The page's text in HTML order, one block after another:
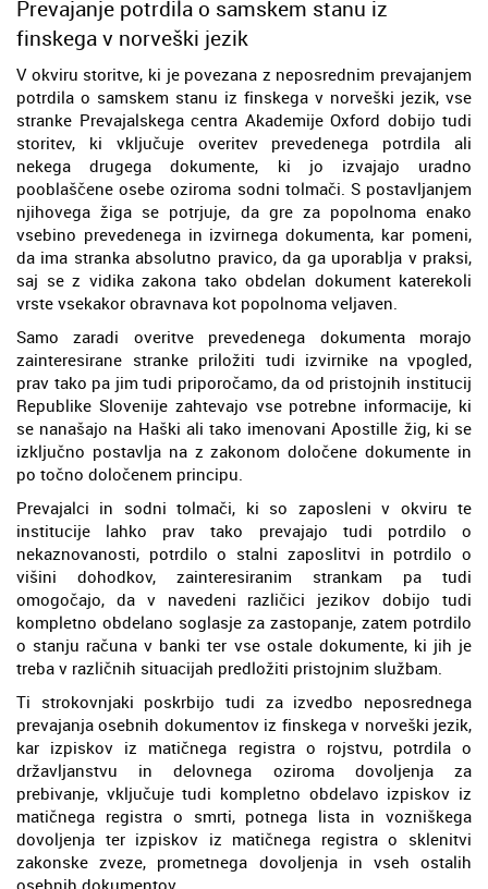
Prevajanje potrdila o samskem stanu iz
finskega v norveški jezik
V okviru storitve, ki je povezana z neposrednim prevajanjem
potrdila o samskem stanu iz finskega v norveški jezik, vse
stranke Prevajalskega centra Akademije Oxford dobijo tudi
storitev, ki vključuje overitev prevedenega potrdila ali
nekega drugega dokumente, ki jo izvajajo uradno
pooblaščene osebe oziroma sodni tolmači. S postavljanjem
njihovega žiga se potrjuje, da gre za popolnoma enako
vsebino prevedenega in izvirnega dokumenta, kar pomeni,
da ima stranka absolutno pravico, da ga uporablja v praksi,
saj se z vidika zakona tako obdelan dokument katerekoli
vrste vsekakor obravnava kot popolnoma veljaven.
Samo zaradi overitve prevedenega dokumenta morajo
zainteresirane stranke priložiti tudi izvirnike na vpogled,
prav tako pa jim tudi priporočamo, da od pristojnih institucij
Republike Slovenije zahtevajo vse potrebne informacije, ki
se nanašajo na Haški ali tako imenovani Apostille žig, ki se
izključno postavlja na z zakonom določene dokumente in
po točno določenem principu.
Prevajalci in sodni tolmači, ki so zaposleni v okviru te
institucije lahko prav tako prevajajo tudi potrdilo o
nekaznovanosti, potrdilo o stalni zaposlitvi in potrdilo o
višini dohodkov, zainteresiranim strankam pa tudi
omogočajo, da v navedeni različici jezikov dobijo tudi
kompletno obdelano soglasje za zastopanje, zatem potrdilo
o stanju računa v banki ter vse ostale dokumente, ki jih je
treba v različnih situacijah predložiti pristojnim službam.
Ti strokovnjaki poskrbijo tudi za izvedbo neposrednega
prevajanja osebnih dokumentov iz finskega v norveški jezik,
kar izpiskov iz matičnega registra o rojstvu, potrdila o
državljanstvu in delovnega oziroma dovoljenja za
prebivanje, vključuje tudi kompletno obdelavo izpiskov iz
matičnega registra o smrti, potnega lista in vozniškega
dovoljenja ter izpiskov iz matičnega registra o sklenitvi
zakonske zveze, prometnega dovoljenja in vseh ostalih
osebnih dokumentov.